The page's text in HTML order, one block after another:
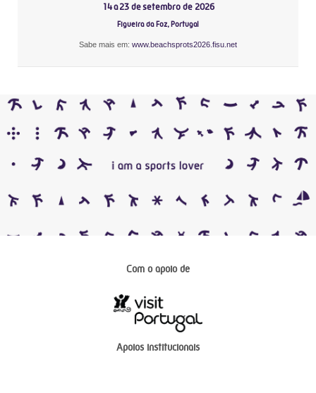
14 a 23 de setembro de 2026
Figueira da Foz, Portugal
Sabe mais em: www.beachsprots2026.fisu.net
Com o apoio de
Apoios institucionais